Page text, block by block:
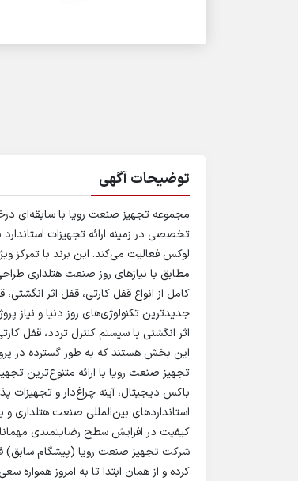
توضیحات آگهی
مجموعه تجهیز صنعت رویا با سابقه‌ای
تخصصی در زمینه ارائه تجهیزات
لوکس فعالیت می‌کند. این برند با تمرکز
مطابق با نیازهای روز صنعت هتلداری
کامل از انواع قفل کارتی، قفل اثر
اثر انگشتی با سیستم کنترل تردد، قفل
این بخش هستند که به طور گسترده در
تجهیز صنعت رویا با ارائه متنوع‌ترین
باکس دیجیتال، آینه چراغ‌دار و تجهیزات
استانداردهای بین‌المللی صنعت هتلداری و
کیفیت در افزایش سطح رضایتمندی
کرده و از همان ابتدا تا به امروز همواره